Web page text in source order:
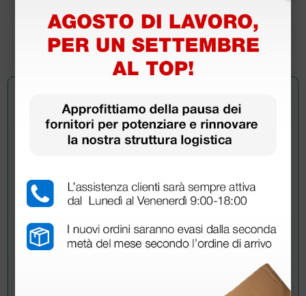
(Prezzo i.e.)
Chiedi a un collega
Hai ancora qualche dubbio? Vuoi ulteriori
informazioni?
Invia ora la tua domanda ai colleghi che hanno già